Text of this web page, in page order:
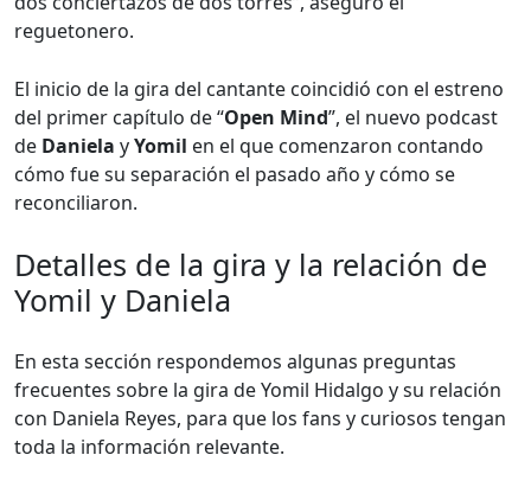
reguetonero.
El inicio de la gira del cantante coincidió con el estreno
del primer capítulo de “Open Mind”, el nuevo podcast
de Daniela yYomil en el que comenzaron contando
cómo fue su separación el pasado año y cómo se
reconciliaron.
Detalles de la gira y la relación de
Yomil y Daniela
En esta sección respondemos algunas preguntas
frecuentes sobre la gira de Yomil Hidalgo y su relación
con Daniela Reyes, para que los fans y curiosos tengan
toda la información relevante.